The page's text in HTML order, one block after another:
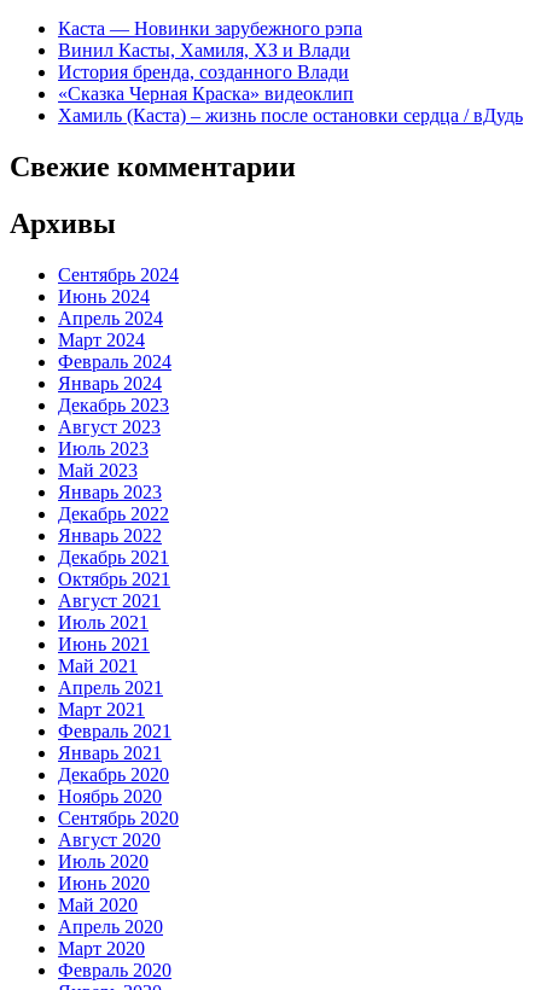
Каста — Новинки зарубежного рэпа
Винил Касты, Хамиля, ХЗ и Влади
История бренда, созданного Влади
«Сказка Черная Краска» видеоклип
Хамиль (Каста) – жизнь после остановки сердца / вДудь
Свежие комментарии
Архивы
Сентябрь 2024
Июнь 2024
Апрель 2024
Март 2024
Февраль 2024
Январь 2024
Декабрь 2023
Август 2023
Июль 2023
Май 2023
Январь 2023
Декабрь 2022
Январь 2022
Декабрь 2021
Октябрь 2021
Август 2021
Июль 2021
Июнь 2021
Май 2021
Апрель 2021
Март 2021
Февраль 2021
Январь 2021
Декабрь 2020
Ноябрь 2020
Сентябрь 2020
Август 2020
Июль 2020
Июнь 2020
Май 2020
Апрель 2020
Март 2020
Февраль 2020